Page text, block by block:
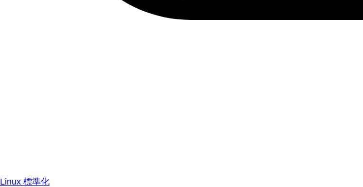
Linux 標準化